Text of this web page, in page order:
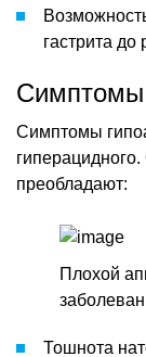
гастрита до
Симптомы
Симптомы
преобладают:
Плохой
Тошнота